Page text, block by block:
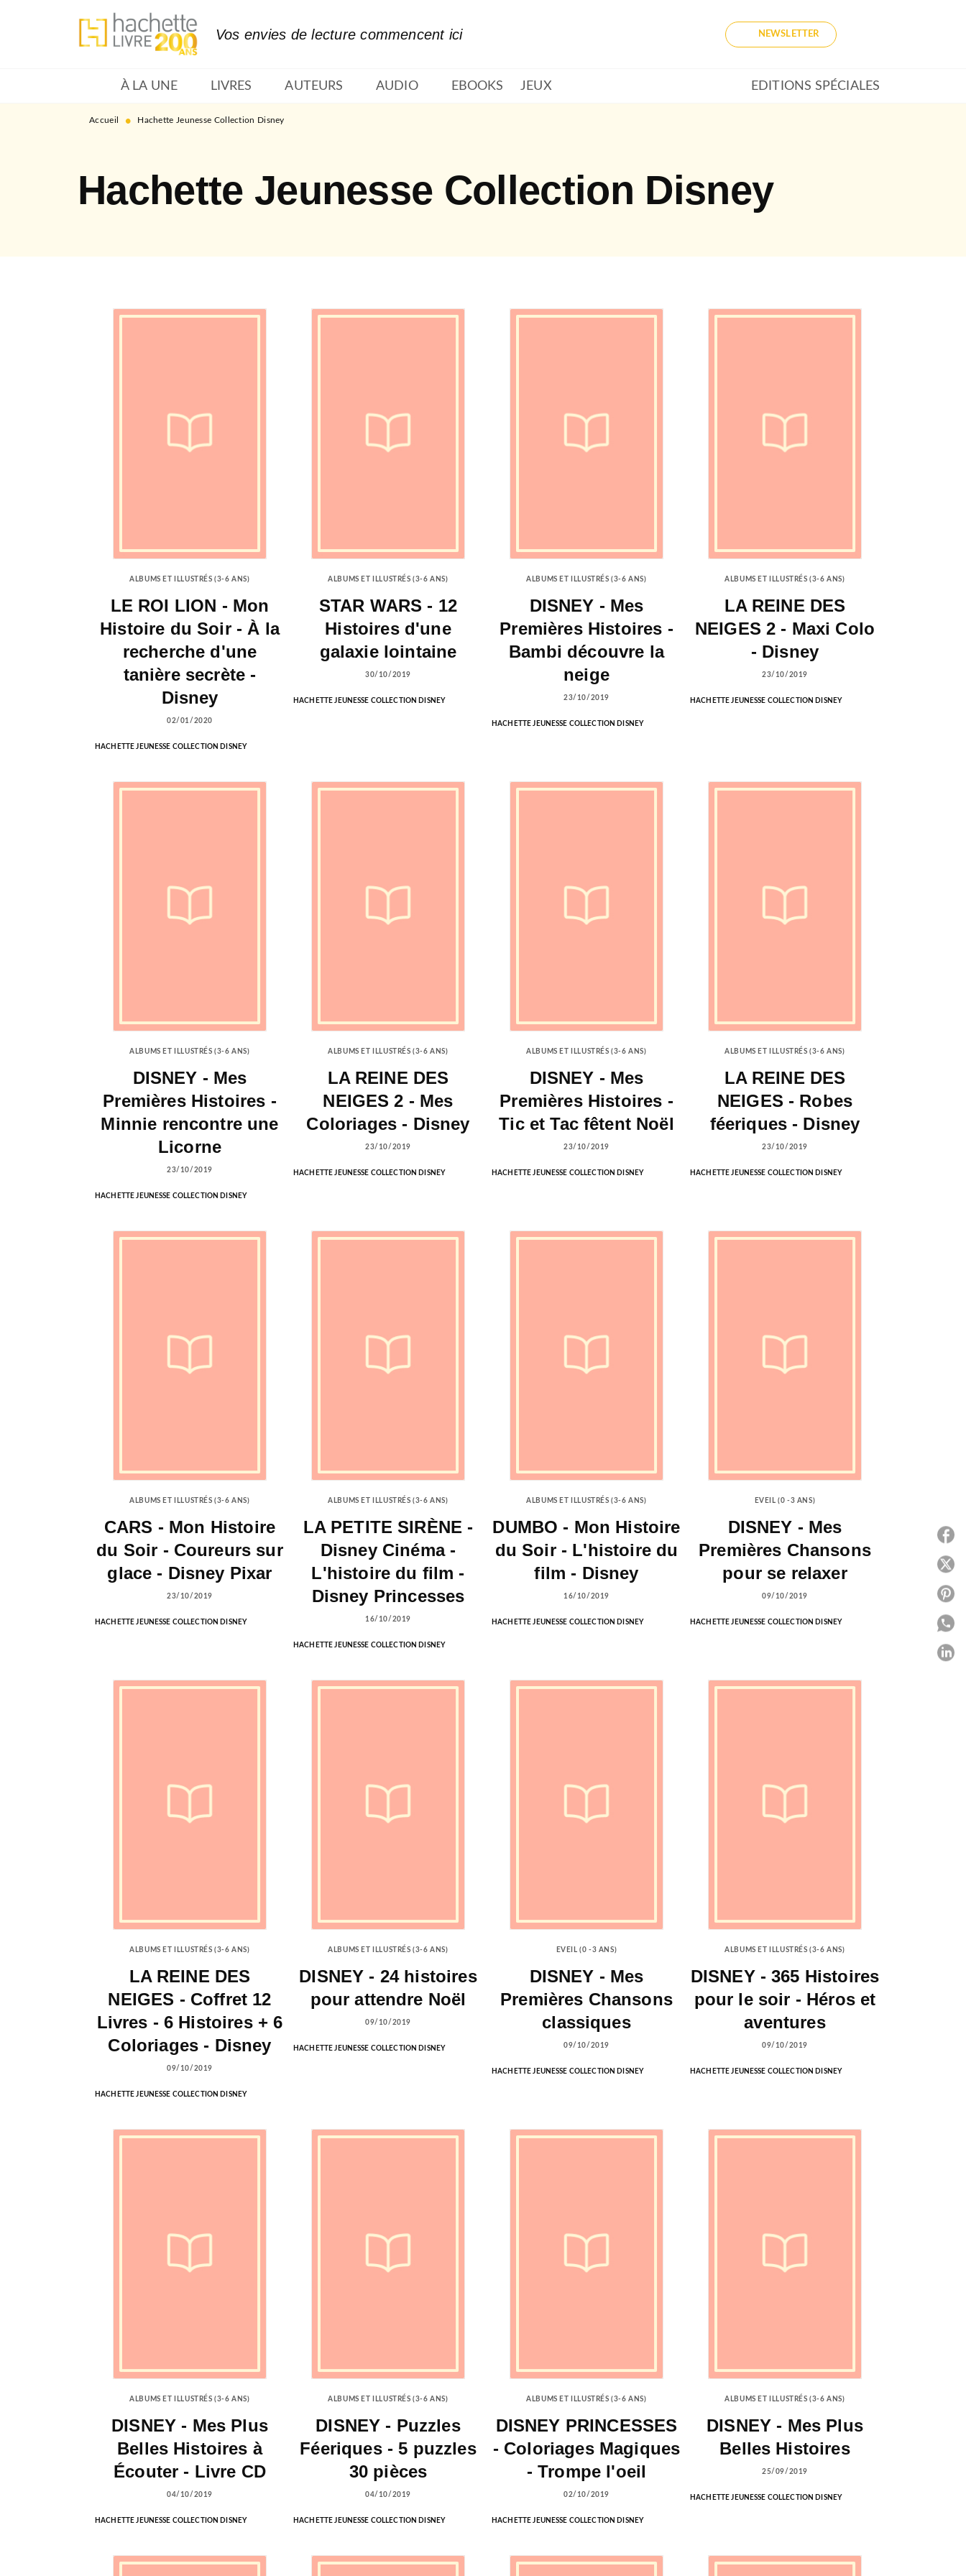
MENU RECHERCHE
Vos envies de lecture commencent ici NEWSLETTER
À LA UNE LIVRES AUTEURS AUDIO EBOOKS JEUX EDITIONS SPÉCIALES
Accueil • Hachette Jeunesse Collection Disney
Hachette Jeunesse Collection Disney
ALBUMS ET ILLUSTRÉS (3-6 ANS)
LE ROI LION - Mon
Histoire du Soir - À la
recherche d'une
tanière secrète -
Disney
02/01/2020
HACHETTE JEUNESSE COLLECTION DISNEY
ALBUMS ET ILLUSTRÉS (3-6 ANS)
STAR WARS - 12
Histoires d'une
galaxie lointaine
30/10/2019
HACHETTE JEUNESSE COLLECTION DISNEY
ALBUMS ET ILLUSTRÉS (3-6 ANS)
DISNEY - Mes
Premières Histoires -
Bambi découvre la
neige
23/10/2019
HACHETTE JEUNESSE COLLECTION DISNEY
ALBUMS ET ILLUSTRÉS (3-6 ANS)
LA REINE DES
NEIGES 2 - Maxi Colo
- Disney
23/10/2019
HACHETTE JEUNESSE COLLECTION DISNEY
ALBUMS ET ILLUSTRÉS (3-6 ANS)
DISNEY - Mes
Premières Histoires -
Minnie rencontre une
Licorne
23/10/2019
HACHETTE JEUNESSE COLLECTION DISNEY
ALBUMS ET ILLUSTRÉS (3-6 ANS)
LA REINE DES
NEIGES 2 - Mes
Coloriages - Disney
23/10/2019
HACHETTE JEUNESSE COLLECTION DISNEY
ALBUMS ET ILLUSTRÉS (3-6 ANS)
DISNEY - Mes
Premières Histoires -
Tic et Tac fêtent Noël
23/10/2019
HACHETTE JEUNESSE COLLECTION DISNEY
ALBUMS ET ILLUSTRÉS (3-6 ANS)
LA REINE DES
NEIGES - Robes
féeriques - Disney
23/10/2019
HACHETTE JEUNESSE COLLECTION DISNEY
ALBUMS ET ILLUSTRÉS (3-6 ANS)
CARS - Mon Histoire
du Soir - Coureurs sur
glace - Disney Pixar
23/10/2019
HACHETTE JEUNESSE COLLECTION DISNEY
ALBUMS ET ILLUSTRÉS (3-6 ANS)
LA PETITE SIRÈNE -
Disney Cinéma -
L'histoire du film -
Disney Princesses
16/10/2019
HACHETTE JEUNESSE COLLECTION DISNEY
ALBUMS ET ILLUSTRÉS (3-6 ANS)
DUMBO - Mon Histoire
du Soir - L'histoire du
film - Disney
16/10/2019
HACHETTE JEUNESSE COLLECTION DISNEY
EVEIL (0 -3 ANS)
DISNEY - Mes
Premières Chansons
pour se relaxer
09/10/2019
HACHETTE JEUNESSE COLLECTION DISNEY
ALBUMS ET ILLUSTRÉS (3-6 ANS)
LA REINE DES
NEIGES - Coffret 12
Livres - 6 Histoires + 6
Coloriages - Disney
09/10/2019
HACHETTE JEUNESSE COLLECTION DISNEY
ALBUMS ET ILLUSTRÉS (3-6 ANS)
DISNEY - 24 histoires
pour attendre Noël
09/10/2019
HACHETTE JEUNESSE COLLECTION DISNEY
EVEIL (0 -3 ANS)
DISNEY - Mes
Premières Chansons
classiques
09/10/2019
HACHETTE JEUNESSE COLLECTION DISNEY
ALBUMS ET ILLUSTRÉS (3-6 ANS)
DISNEY - 365 Histoires
pour le soir - Héros et
aventures
09/10/2019
HACHETTE JEUNESSE COLLECTION DISNEY
ALBUMS ET ILLUSTRÉS (3-6 ANS)
DISNEY - Mes Plus
Belles Histoires à
Écouter - Livre CD
04/10/2019
HACHETTE JEUNESSE COLLECTION DISNEY
ALBUMS ET ILLUSTRÉS (3-6 ANS)
DISNEY - Puzzles
Féeriques - 5 puzzles
30 pièces
04/10/2019
HACHETTE JEUNESSE COLLECTION DISNEY
ALBUMS ET ILLUSTRÉS (3-6 ANS)
DISNEY PRINCESSES
- Coloriages Magiques
- Trompe l'oeil
02/10/2019
HACHETTE JEUNESSE COLLECTION DISNEY
ALBUMS ET ILLUSTRÉS (3-6 ANS)
DISNEY - Mes Plus
Belles Histoires
25/09/2019
HACHETTE JEUNESSE COLLECTION DISNEY